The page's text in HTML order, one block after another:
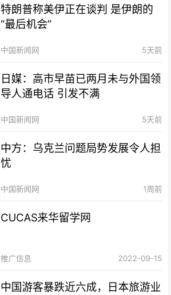
特朗普称美伊正在谈判 是伊朗的
“最后机会”
中国新闻网 5天前
日媒：高市早苗已两月未与外国领
导人通电话 引发不满
中国新闻网 5天前
中方：乌克兰问题局势发展令人担
忧
中国新闻网 1周前
CUCAS来华留学网
推广信息 2022-09-15
中国游客暴跌近六成，日本旅游业